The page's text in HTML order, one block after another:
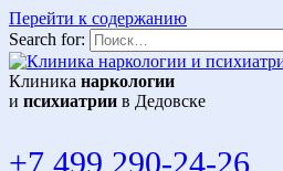
Перейти к содержанию
Search for:
Клиника наркологии
и психиатрии в Дедовске
+7 499 290-24-26